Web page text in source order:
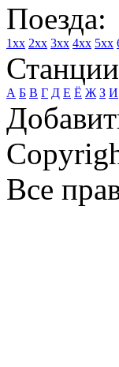
Поезда:
1xx 2xx 3xx 4xx 5xx
А Б В Г Д Е Ё Ж З И
Все